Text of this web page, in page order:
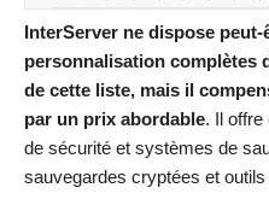
InterServer ne dispose
personnalisation complètes
de cette liste, mais il
par un prix abordable. Il
de sécurité et systèmes de
sauvegardes cryptées et